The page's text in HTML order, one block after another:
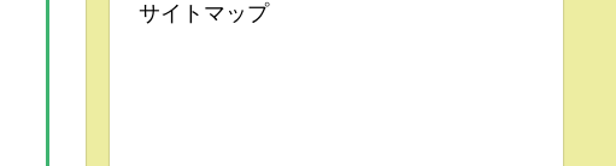
サイトマップ